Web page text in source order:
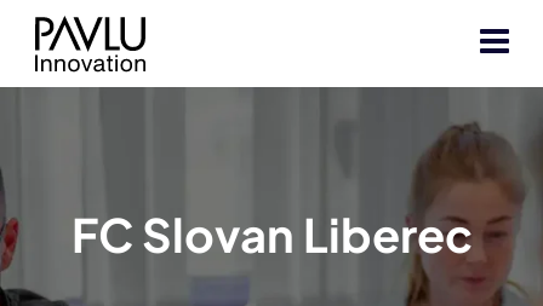
FC Slovan Liberec